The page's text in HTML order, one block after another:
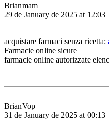
Brianmam
29 de January de 2025 at 12:03
acquistare farmaci senza ricetta:
Farmacie online sicure
farmacie online autorizzate
BrianVop
31 de January de 2025 at 00:13